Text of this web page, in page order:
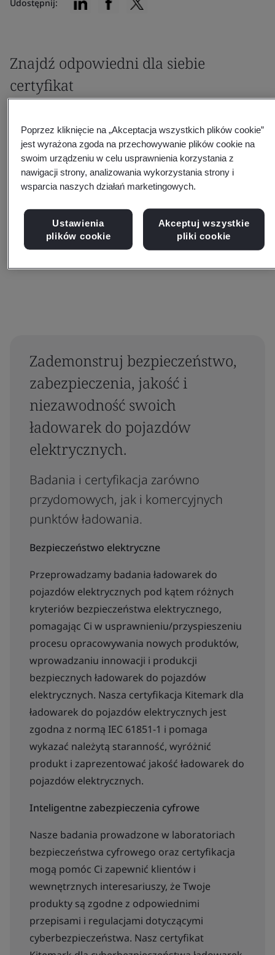
Udostępnij:
Znajdź odpowiedni dla siebie
certyfikat
Filtruj według:
Prześlij
Zademonstruj bezpieczeństwo,
zabezpieczenia, jakość i
niezawodność swoich
ładowarek do pojazdów
elektrycznych.
Badania i certyfikacja zarówno
przydomowych, jak i komercyjnych
punktów ładowania.
Bezpieczeństwo elektryczne
Przeprowadzamy badania ładowarek do
pojazdów elektrycznych pod kątem różnych
kryteriów bezpieczeństwa elektrycznego,
pomagając Ci w usprawnieniu/przyspieszeniu
procesu opracowywania nowych produktów,
wprowadzaniu innowacji i produkcji
bezpiecznych ładowarek do pojazdów
elektrycznych. Nasza certyfikacja Kitemark dla
ładowarek do pojazdów elektrycznych jest
zgodna z normą IEC 61851-1 i pomaga
wykazać należytą staranność, wyróżnić
produkt i zaprezentować jakość ładowarek do
pojazdów elektrycznych.
Inteligentne zabezpieczenia cyfrowe
Nasze badania prowadzone w laboratoriach
bezpieczeństwa cyfrowego oraz certyfikacja
mogą pomóc Ci zapewnić klientów i
wewnętrznych interesariuszy, że Twoje
produkty są zgodne z odpowiednimi
przepisami i regulacjami dotyczącymi
cyberbezpieczeństwa. Nasz certyfikat
Poprzez kliknięcie na „Akceptacja wszystkich plików cookie”
jest wyrażona zgoda na przechowywanie plików cookie na
swoim urządzeniu w celu usprawnienia korzystania z
nawigacji strony, analizowania wykorzystania strony i
wsparcia naszych działań marketingowych.
Ustawienia
plików cookie
Akceptuj wszystkie
pliki cookie